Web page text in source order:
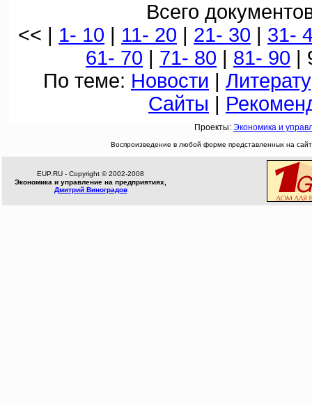
Всего
<< | 1- 10 | 11- 20 | 21- 30 | 31-
61- 70 | 71- 80 | 81- 90 |
По теме: Новости |
Сайты |
Проекты: Экономика и
Воспроизведение в любой форме представленных на
EUP.RU - Copyright © 2002-2008
Экономика и управление на предприятиях,
Дмитрий Виноградов